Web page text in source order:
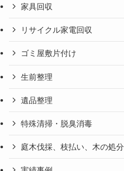
家具回収
リサイクル家電回収
ゴミ屋敷片付け
生前整理
遺品整理
特殊清掃・脱臭消毒
庭木伐採、枝払い、木の処分